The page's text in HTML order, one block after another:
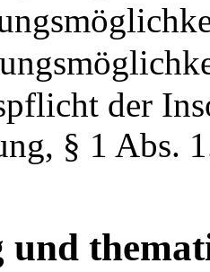
der
§ 1 Abs.
und